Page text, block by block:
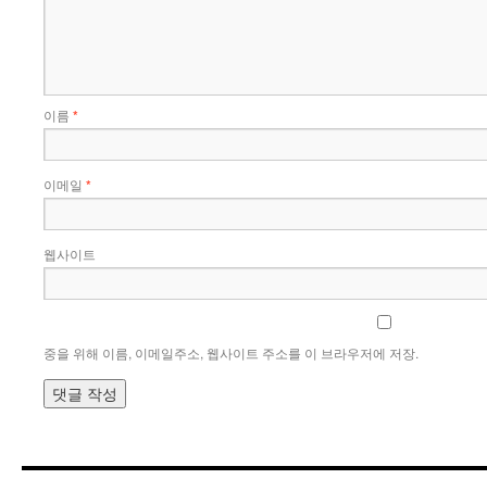
이름 *
이메일 *
웹사이트
중을 위해 이름, 이메일주소, 웹사이트 주소를 이 브라우저에 저장.